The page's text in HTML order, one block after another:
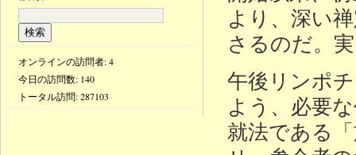
より、深い
さるのだ。
午後リンポ
よう、必要
就法である
オンラインの訪問者: 4
今日の訪問数: 140
トータル訪問:287103